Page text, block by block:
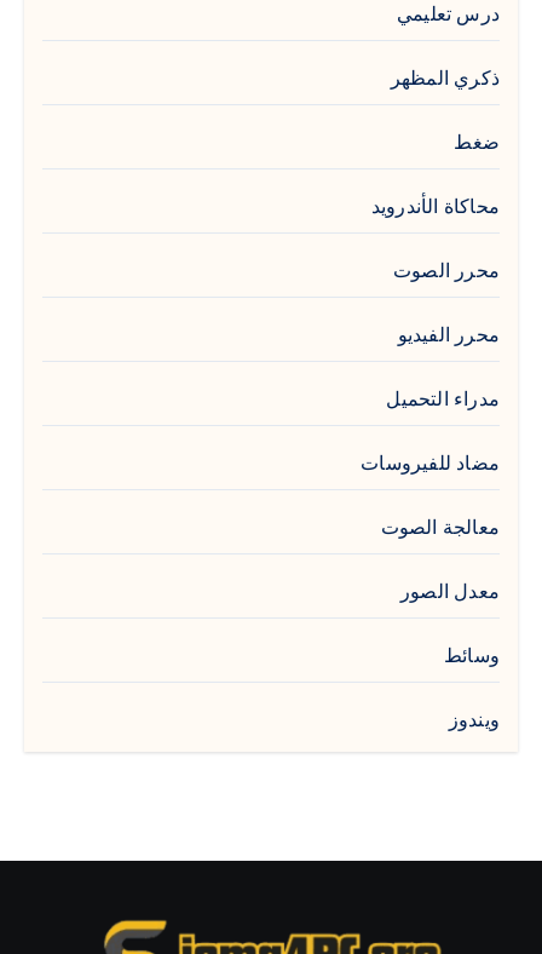
درس تعليمي
ذكري المظهر
ضغط
محاكاة الأندرويد
محرر الصوت
محرر الفيديو
مدراء التحميل
مضاد للفيروسات
معالجة الصوت
معدل الصور
وسائط
ويندوز